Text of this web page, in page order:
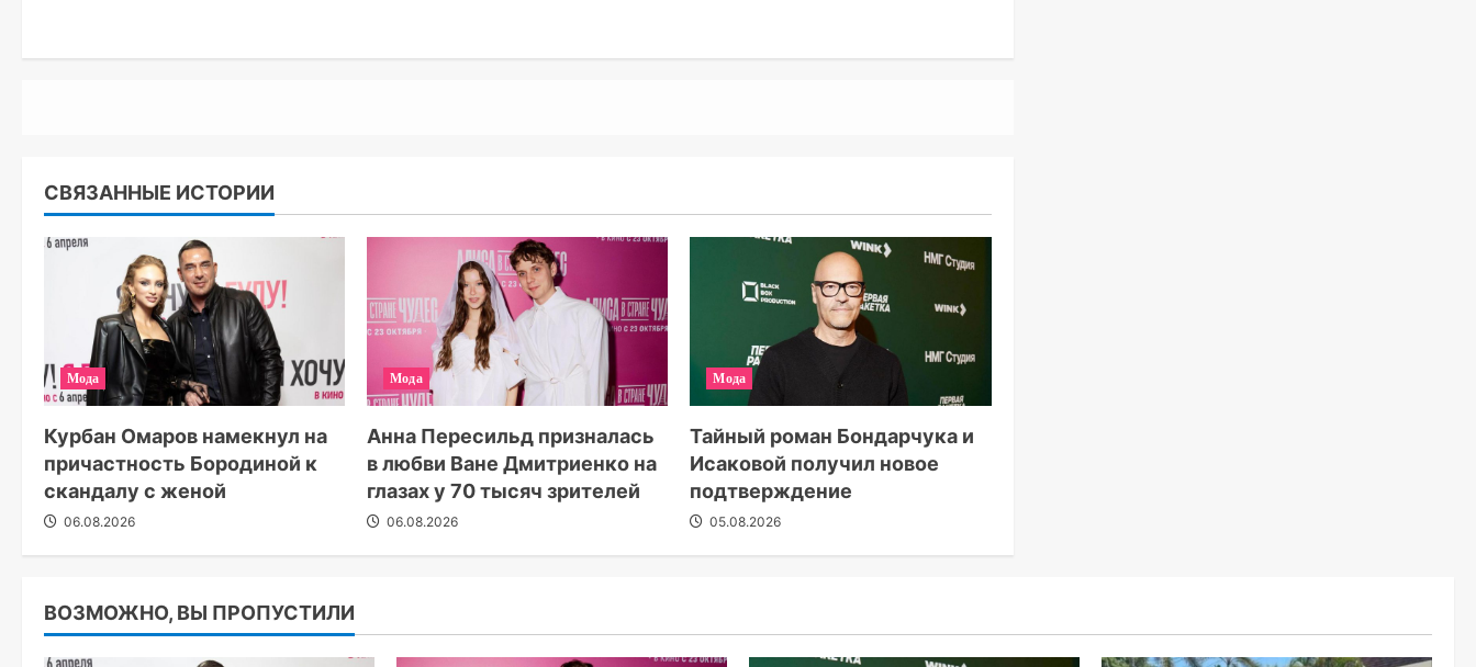
СВЯЗАННЫЕ ИСТОРИИ
Мода
Курбан Омаров намекнул на
причастность Бородиной к
скандалу с женой
06.08.2026
Мода
Анна Пересильд призналась
в любви Ване Дмитриенко на
глазах у 70 тысяч зрителей
06.08.2026
Мода
Тайный роман Бондарчука и
Исаковой получил новое
подтверждение
05.08.2026
ВОЗМОЖНО, ВЫ ПРОПУСТИЛИ